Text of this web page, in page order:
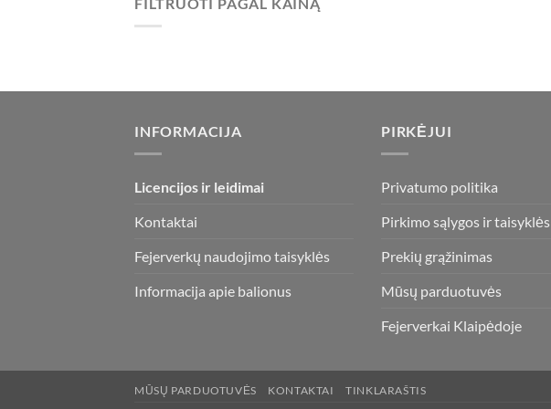
FILTRUOTI PAGAL KAINĄ
INFORMACIJA
Licencijos ir leidimai
Kontaktai
Fejerverkų naudojimo taisyklės
Informacija apie balionus
PIRKĖJUI
Privatumo politika
Pirkimo sąlygos ir taisyklės
Prekių grąžinimas
Mūsų parduotuvės
Fejerverkai Klaipėdoje
MŪSŲ PARDUOTUVĖS KONTAKTAI TINKLARAŠTIS